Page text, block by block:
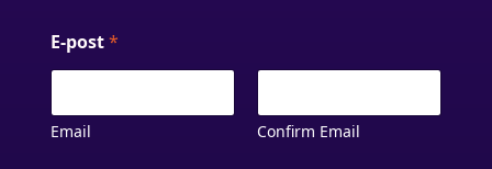
E-post*
Email Confirm Email